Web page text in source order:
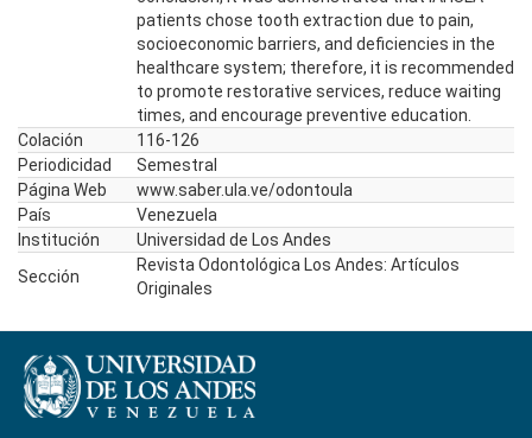
patients chose tooth extraction due to pain,
socioeconomic barriers, and deficiencies in the
healthcare system; therefore, it is recommended
to promote restorative services, reduce waiting
times, and encourage preventive education.
Colación
116-126
Periodicidad
Semestral
Página Web
www.saber.ula.ve/odontoula
País
Venezuela
Institución
Universidad de Los Andes
Sección
Revista Odontológica Los Andes: Artículos
Originales